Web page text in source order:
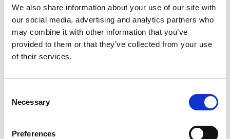
We also share information about your use of our site with
our social media, advertising and analytics partners who
may combine it with other information that you’ve
provided to them or that they’ve collected from your use
of their services.
Selection
Necessary
Preferences
meses, com poupanças significativas no longo
prazo.
Principais Fatores de Custo
Infraestrutura Hardware/Cloud
Servidores, armazenamento e networking
Licenças de Software